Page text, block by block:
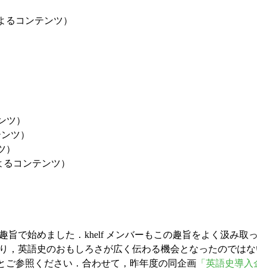
るコンテンツ）
ツ）
ツ）
コンテンツ）
で始めました．khelf メンバーもこの趣旨をよく汲み取
英語史のおもしろさが広く伝わる機会となったのではな
ご参照ください．合わせて，昨年度の同企画 「英語史導入